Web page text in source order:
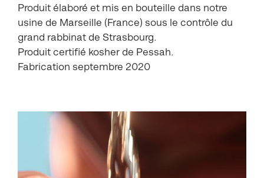
Produit élaboré et mis en bouteille dans notre
usine de Marseille (France) sous le contrôle du
grand rabbinat de Strasbourg.
Produit certifié kosher de Pessah.
Fabrication septembre 2020